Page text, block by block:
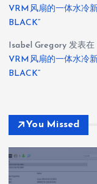
VRM风扇的一体水冷
BLACK”
Isabel Gregory 发表在
VRM风扇的一体水冷
BLACK”
You Missed